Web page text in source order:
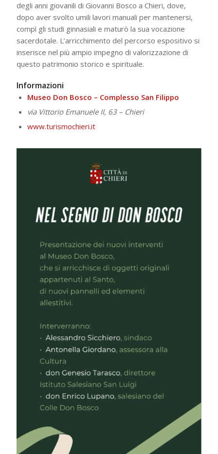
degli anni giovanili di Giovanni Bosco a Chieri, dove,
dopo aver svolto umili lavori manuali per mantenersi,
compì gli studi ginnasiali e maturò la sua vocazione
sacerdotale. L’arricchimento del percorso espositivo si
inserisce nel più ampio impegno di valorizzazione di
questo patrimonio storico e spirituale.
Informazioni
Museo Don Bosco – Complesso San Filippo
via Vittorio Emanuele II, 63 – Chieri
www.turismochieri.it